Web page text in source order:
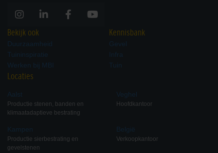
Bekijk ook
Duurzaamheid
Tuininspiratie
Werken bij MBI
Kennisbank
Gevel
Infra
Tuin
Locaties
Aalst
Productie stenen, banden en
klimaatadaptieve bestrating
Kampen
Productie sierbestrating en
gevelstenen
Veghel
Hoofdkantoor
België
Verkoopkantoor